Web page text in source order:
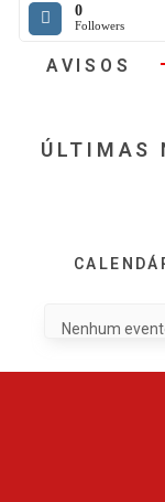
0
Followers
AVISOS
ÚLTIMAS
Nenhum